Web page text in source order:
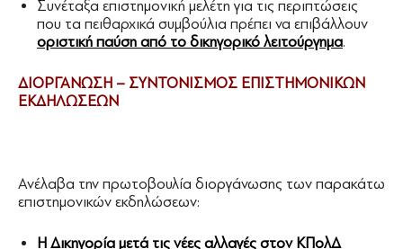
Συνέταξα επιστημονική μελέτη για τις περιπτώσεις
που τα πειθαρχικά συμβούλια πρέπει να επιβάλλουν
οριστική παύση από το δικηγορικό λειτούργημα.
ΔΙΟΡΓΑΝΩΣΗ – ΣΥΝΤΟΝΙΣΜΟΣ ΕΠΙΣΤΗΜΟΝΙΚΩΝ
ΕΚΔΗΛΩΣΕΩΝ
Ανέλαβα την πρωτοβουλία διοργάνωσης των παρακάτω
επιστημονικών εκδηλώσεων:
Η Δικηγορία μετά τις νέες αλλαγές στον ΚΠολΔ